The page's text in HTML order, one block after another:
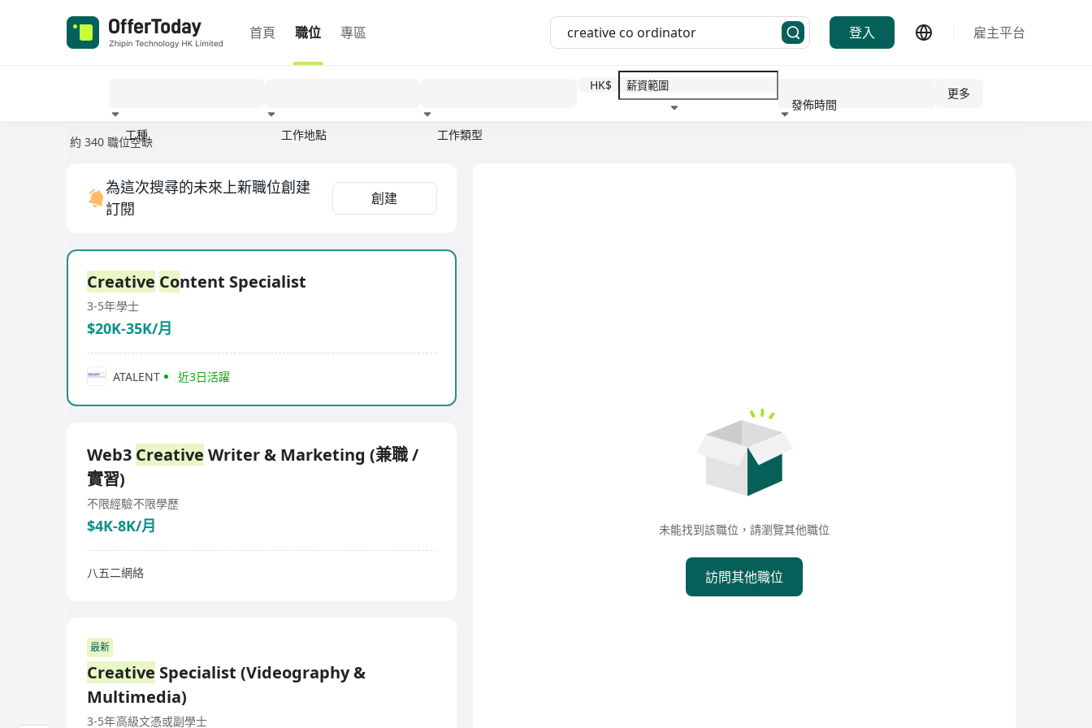
首頁 職位 專區 登入 雇主平台
工種 工作地點 工作類型
HK$
發佈時間
更多
約 340 職位空缺
為這次搜尋的未來上新職位創建
訂閱
創建
Creative Content Specialist
3-5年學士
$20K-35K/月
ATALENT 近3日活躍
Web3 Creative Writer & Marketing (兼職 /
實習)
不限經驗不限學歷
$4K-8K/月
八五二網絡
最新
Creative Specialist (Videography &
Multimedia)
3-5年高級文憑或副學士
未能找到該職位，請瀏覽其他職位
訪問其他職位